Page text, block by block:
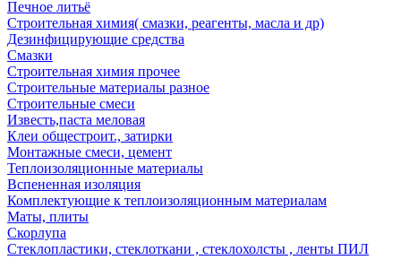
Печное литьё
Строительная химия( смазки, реагенты, масла и др)
Дезинфицирующие средства
Смазки
Строительная химия прочее
Строительные материалы разное
Строительные смеси
Известь,паста меловая
Клеи общестроит., затирки
Монтажные смеси, цемент
Теплоизоляционные материалы
Вспененная изоляция
Комплектующие к теплоизоляционным материалам
Маты, плиты
Скорлупа
Стеклопластики, стеклоткани , стеклохолсты , ленты ПИЛ